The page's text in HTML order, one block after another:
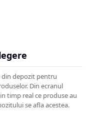
din depozit pentru
Din ecranul
timp real ce produse au
se afla acestea.